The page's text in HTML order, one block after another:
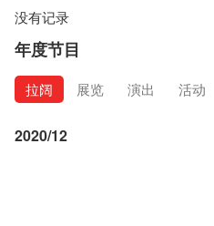
没有记录
年度节目
拉阔 展览 演出 活动
2020/12